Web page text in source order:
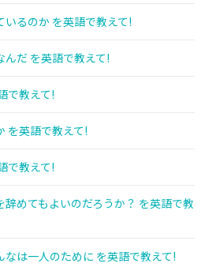
るのか を英語で教えて!
だ を英語で教えて!
で教えて!
を英語で教えて!
で教えて!
めてもよいのだろうか？ を英語で教
は一人のために を英語で教えて!